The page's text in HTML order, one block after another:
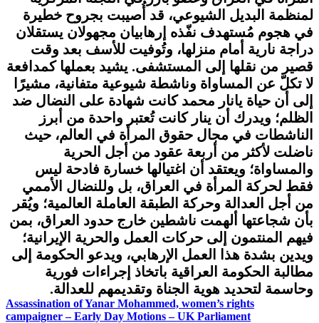
لمنظمة البديل الشيوعي، قد أُصيبت بجروح خطيرة
في هجوم مُستهدف نفّذه إرهابيان مجهولان يستقلان
دراجة نارية أمام منزلها، وتُوفيت للأسف بعد وقت
قصير من نقلها إلى المستشفى. يشيد بعملها كمدافعة
لا تكلّ عن المساواة وناشطة شيوعية متفانية، مشيرًا
إلى أن حياة يانار محمد كانت شهادة على النضال ضد
الظلم؛ ويدرك أن ينار كانت تُعتبر واحدة من أبرز
الناشطات في مجال حقوق المرأة في العالم، حيث
ناضلت لأكثر من أربعة عقود من أجل الحرية
والمساواة؛ ويعتقد أن اغتيالها خسارة فادحة ليس
فقط لحركة المرأة في العراق، بل وللنضال الأممي
من أجل العدالة وحركة الطبقة العاملة العالمية؛ ويُقر
بأن شجاعتها ألهمت ناشطين خارج حدود العراق، بمن
فيهم المنتمون إلى حركات العمل والحرية الإيرانية؛
ويدين بشدة هذا العمل الإرهابي، ويدعو الحكومة إلى
مطالبة الحكومة العراقية باتخاذ إجراءات فورية
وحاسمة لتحديد هوية الجناة وتقديمهم للعدالة.
Assassination of Yanar Mohammed, women’s rights
campaigner – Early Day Motions – UK Parliament